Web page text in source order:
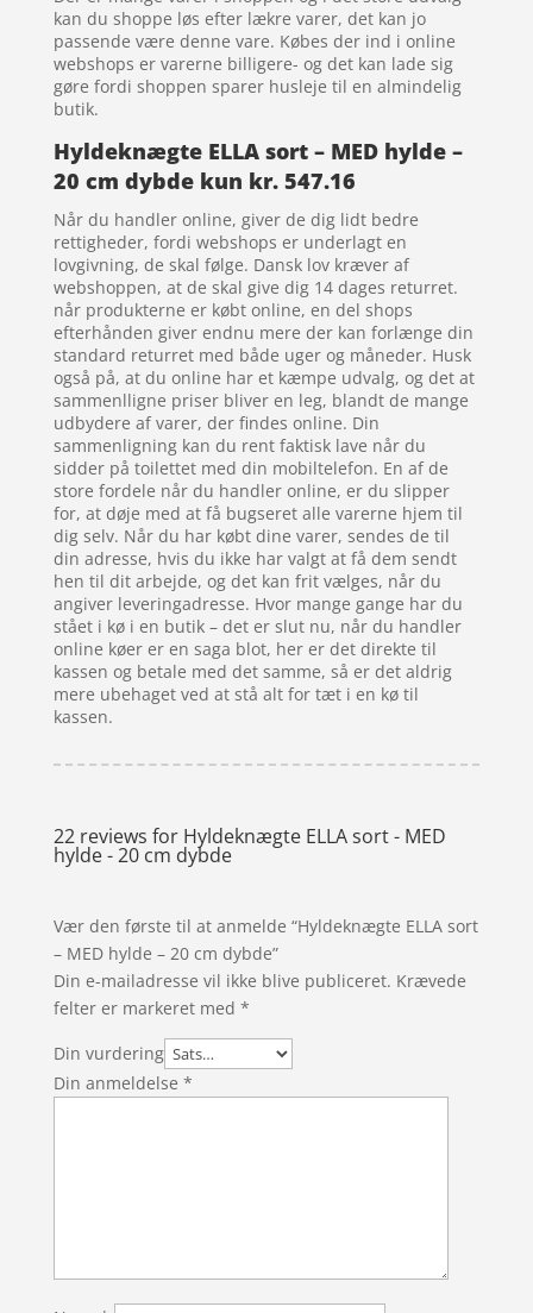
kan du shoppe løs efter lækre varer, det kan jo
passende være denne vare. Købes der ind i online
webshops er varerne billigere- og det kan lade sig
gøre fordi shoppen sparer husleje til en almindelig
butik.
Hyldeknægte ELLA sort – MED hylde –
20 cm dybde kun kr. 547.16
Når du handler online, giver de dig lidt bedre
rettigheder, fordi webshops er underlagt en
lovgivning, de skal følge. Dansk lov kræver af
webshoppen, at de skal give dig 14 dages returret.
når produkterne er købt online, en del shops
efterhånden giver endnu mere der kan forlænge din
standard returret med både uger og måneder. Husk
også på, at du online har et kæmpe udvalg, og det at
sammenlligne priser bliver en leg, blandt de mange
udbydere af varer, der findes online. Din
sammenligning kan du rent faktisk lave når du
sidder på toilettet med din mobiltelefon. En af de
store fordele når du handler online, er du slipper
for, at døje med at få bugseret alle varerne hjem til
dig selv. Når du har købt dine varer, sendes de til
din adresse, hvis du ikke har valgt at få dem sendt
hen til dit arbejde, og det kan frit vælges, når du
angiver leveringadresse. Hvor mange gange har du
stået i kø i en butik – det er slut nu, når du handler
online køer er en saga blot, her er det direkte til
kassen og betale med det samme, så er det aldrig
mere ubehaget ved at stå alt for tæt i en kø til
kassen.
22 reviews for Hyldeknægte ELLA sort - MED
hylde - 20 cm dybde
Vær den første til at anmelde “Hyldeknægte ELLA sort
– MED hylde – 20 cm dybde”
Din e-mailadresse vil ikke blive publiceret. Krævede
felter er markeret med *
Din vurdering
Din anmeldelse *